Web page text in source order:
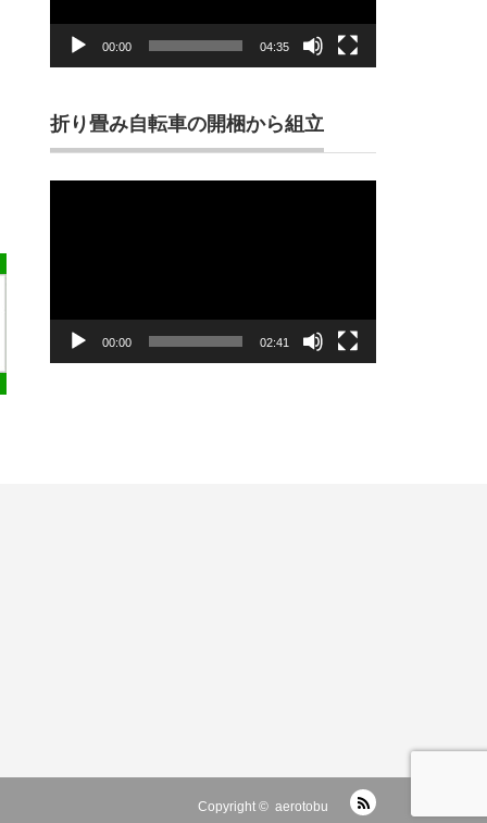
00:00 04:35
折り畳み自転車の開梱から組立
00:00 02:41
Copyright © aerotobu